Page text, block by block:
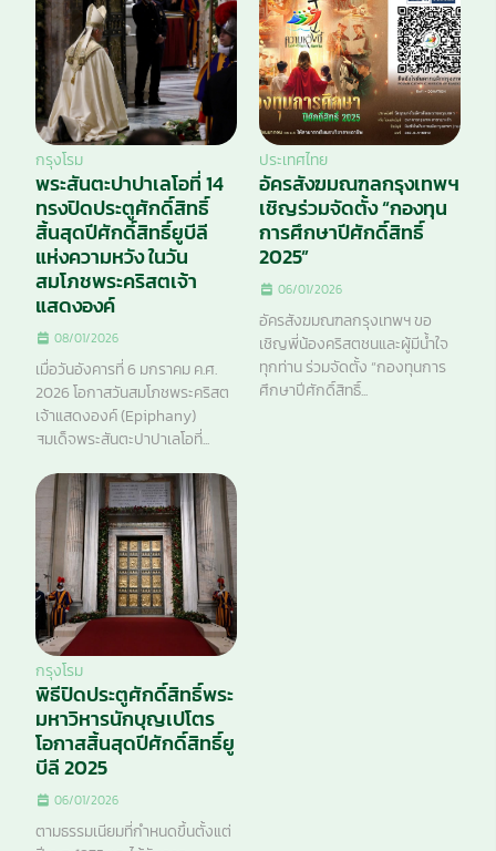
กรุงโรม
พระสันตะปาปาเลโอที่ 14
ทรงปิดประตูศักดิ์สิทธิ์
สิ้นสุดปีศักดิ์สิทธิ์ยูบีลี
แห่งความหวัง ในวัน
สมโภชพระคริสตเจ้า
แสดงองค์
08/01/2026
เมื่อวันอังคารที่ 6 มกราคม ค.ศ.
2026 โอกาสวันสมโภชพระคริสต
เจ้าแสดงองค์ (Epiphany)
สมเด็จพระสันตะปาปาเลโอที่...
ประเทศไทย
อัครสังฆมณฑลกรุงเทพฯ
เชิญร่วมจัดตั้ง “กองทุน
การศึกษาปีศักดิ์สิทธิ์
2025”
06/01/2026
อัครสังฆมณฑลกรุงเทพฯ ขอ
เชิญพี่น้องคริสตชนและผู้มีน้ำใจ
ทุกท่าน ร่วมจัดตั้ง “กองทุนการ
ศึกษาปีศักดิ์สิทธิ์...
กรุงโรม
พิธีปิดประตูศักดิ์สิทธิ์พระ
มหาวิหารนักบุญเปโตร
โอกาสสิ้นสุดปีศักดิ์สิทธิ์ยู
บีลี 2025
06/01/2026
ตามธรรมเนียมที่กำหนดขึ้นตั้งแต่